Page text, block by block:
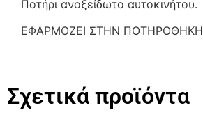
Ποτήρι ανοξείδωτο αυτοκινήτου.
ΕΦΑΡΜΟΖΕΙ ΣΤΗΝ ΠΟΤΗΡΟΘΗΚΗ
Σχετικά προϊόντα